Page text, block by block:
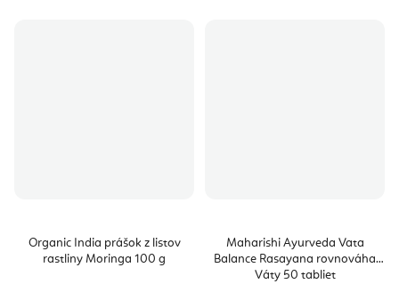
Organic India prášok z listov
rastliny Moringa 100 g
Maharishi Ayurveda Vata
Balance Rasayana rovnováha
Váty 50 tabliet